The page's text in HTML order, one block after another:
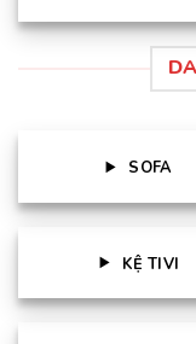
SOFA
KỆ TIVI